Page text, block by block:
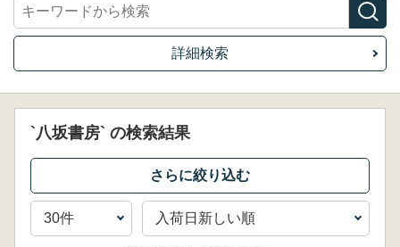
詳細検索
`八坂書房` の検索結果